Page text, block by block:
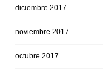
diciembre 2017
noviembre 2017
octubre 2017